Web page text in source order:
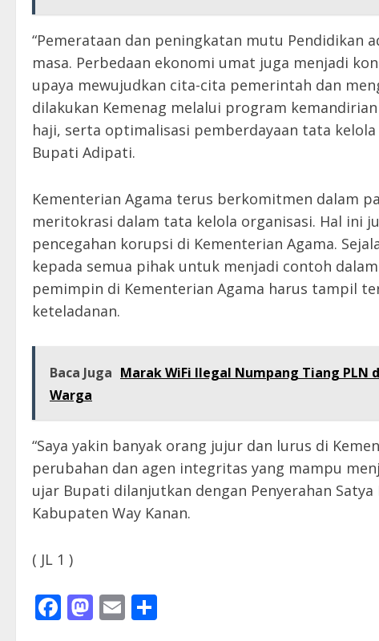
“Pemerataan dan peningkatan mutu Pendidikan
masa. Perbedaan ekonomi umat juga menjadi
upaya mewujudkan cita-cita pemerintah dan
dilakukan Kemenag melalui program
haji, serta optimalisasi pemberdayaan tata
Bupati Adipati.
Kementerian Agama terus berkomitmen dalam
meritokrasi dalam tata kelola organisasi. Hal ini
pencegahan korupsi di Kementerian Agama.
kepada semua pihak untuk menjadi contoh
pemimpin di Kementerian Agama harus tampil
keteladanan.
Baca Juga Marak WiFi Ilegal Numpang Tiang PLN
Warga
“Saya yakin banyak orang jujur dan lurus di
perubahan dan agen integritas yang mampu
ujar Bupati dilanjutkan dengan Penyerahan Satya
Kabupaten Way Kanan.
( JL 1 )
Facebook
Mastodon
Email